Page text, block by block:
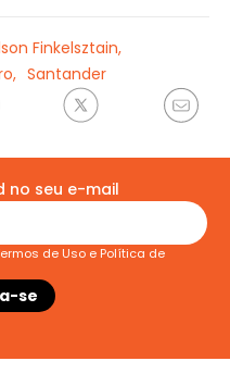
Finkelsztain,
Santander
no seu e-mail
de Uso e Política de